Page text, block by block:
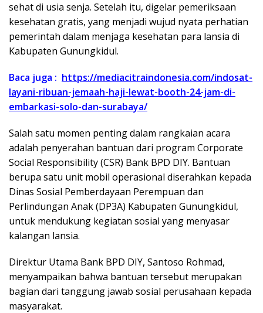
sehat di usia senja. Setelah itu, digelar pemeriksaan
kesehatan gratis, yang menjadi wujud nyata perhatian
pemerintah dalam menjaga kesehatan para lansia di
Kabupaten Gunungkidul.
Baca juga : https://mediacitraindonesia.com/indosat-
layani-ribuan-jemaah-haji-lewat-booth-24-jam-di-
embarkasi-solo-dan-surabaya/
Salah satu momen penting dalam rangkaian acara
adalah penyerahan bantuan dari program Corporate
Social Responsibility (CSR) Bank BPD DIY. Bantuan
berupa satu unit mobil operasional diserahkan kepada
Dinas Sosial Pemberdayaan Perempuan dan
Perlindungan Anak (DP3A) Kabupaten Gunungkidul,
untuk mendukung kegiatan sosial yang menyasar
kalangan lansia.
Direktur Utama Bank BPD DIY, Santoso Rohmad,
menyampaikan bahwa bantuan tersebut merupakan
bagian dari tanggung jawab sosial perusahaan kepada
masyarakat.